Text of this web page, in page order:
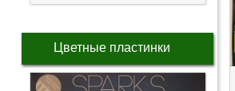
Цветные пластинки